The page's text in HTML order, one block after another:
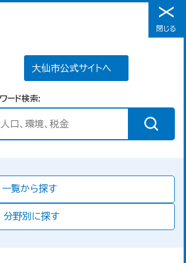
メニュー
大仙市公式サイトへ
ード検索
一覧から探す
分野別に探す
閉じる